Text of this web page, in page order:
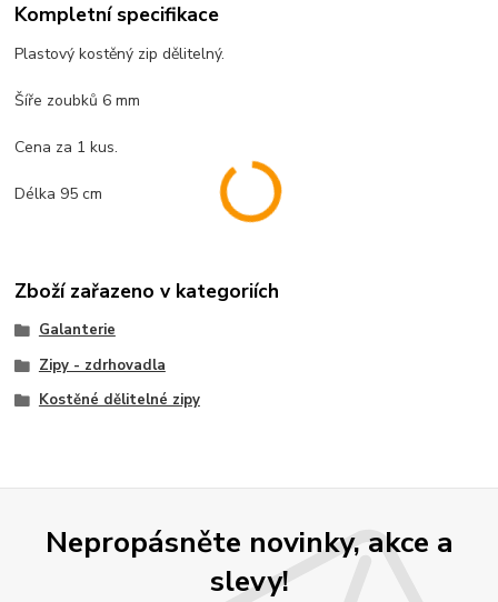
Kompletní specifikace
Plastový kostěný zip dělitelný.
Šíře zoubků 6 mm
Cena za 1 kus.
Délka 95 cm
Zboží zařazeno v kategoriích
Galanterie
Zipy - zdrhovadla
Kostěné dělitelné zipy
Nepropásněte novinky, akce a
slevy!